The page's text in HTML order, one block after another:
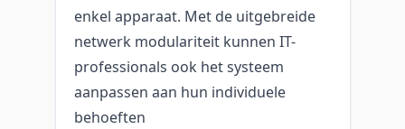
enkel apparaat. Met de uitgebreide
netwerk modulariteit kunnen IT-
professionals ook het systeem
aanpassen aan hun individuele
behoeften